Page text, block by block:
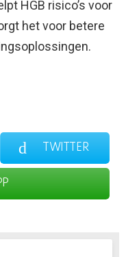
HGB risico’s voor
het voor betere
TWITTER